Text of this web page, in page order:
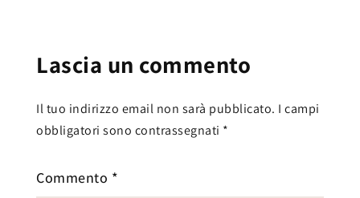
Lascia un commento
Il tuo indirizzo email non sarà pubblicato. I campi
obbligatori sono contrassegnati *
Commento *